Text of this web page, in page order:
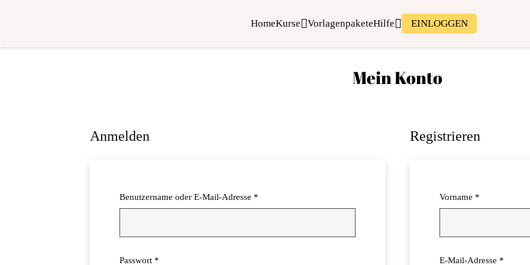
HomeKurse VorlagenpaketeHilfe EINLOGGEN
Mein Konto
Anmelden
Benutzername oder E-Mail-Adresse *Erforderlich
Passwort *Erforderlich
Registrieren
Vorname *
E-Mail-Adresse *